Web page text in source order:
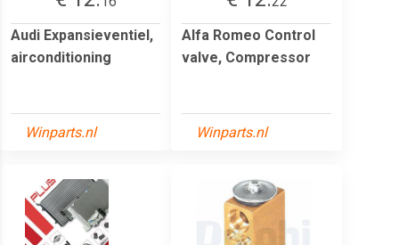
Audi Expansieventiel,
airconditioning
Winparts.nl
Alfa Romeo Control
valve, Compressor
Winparts.nl